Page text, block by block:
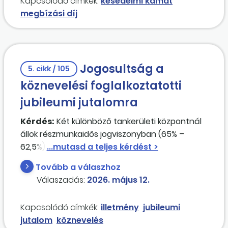
megbízási díj
5. cikk / 105
Jogosultság a
köznevelési foglalkoztatotti
jubileumi jutalomra
Kérdés: Két különböző tankerületi központnál
állok részmunkaidős jogviszonyban (65% –
62,5%) és igénybe veszem a 60–65 évesekre
vonatkozó csökkentett munkaidőt is. 40 éves
munkaviszony során mindig legalább 100%-ban
dolgoztam. Mindkét helyen jogosulttá válok a
jutalomra? Melyik tankerületnek és milyen
mértékű jutalmat kell fizetnie számomra? A
Tovább a válaszhoz
Válaszadás: 2026. május 12.
Kapcsolódó címkék: illetmény jubileumi
jutalom köznevelés